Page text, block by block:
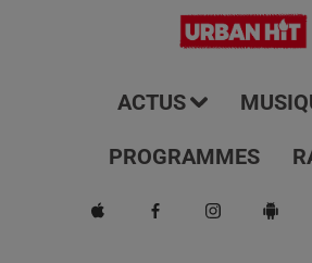
ACTUS
PROGRAMMES